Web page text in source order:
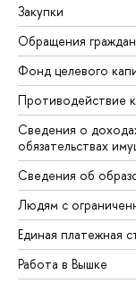
Закупки
Обращения
Фонд целевого
Противодействие
Сведения о
обязательствах
Сведения об
Людям с
Единая платежная
Работа в Вышке